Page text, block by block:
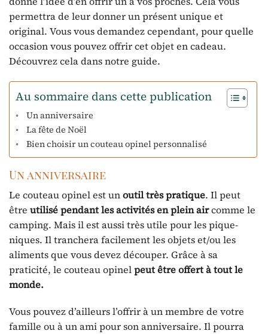
permettra de leur donner un présent unique et
original. Vous vous demandez cependant, pour quelle
occasion vous pouvez offrir cet objet en cadeau.
Découvrez cela dans notre guide.
Au sommaire dans cette publication
Un anniversaire
La fête de Noël
Bien choisir un couteau opinel personnalisé
Un anniversaire
Le couteau opinel est unoutil très pratique. Il peut
être utilisé pendant les activités en plein aircomme le
camping. Mais il est aussi très utile pour les pique-
niques. Il tranchera facilement les objets et/ou les
aliments que vous devez découper. Grâce à sa
praticité, le couteau opinelpeut être offert à tout le
monde.
Vous pouvez d’ailleurs l’offrir à un membre de votre
famille ou à un ami pour son anniversaire. Il pourra